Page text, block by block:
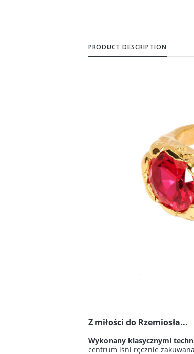
PRODUCT DESCRIPTION
Z miłości do Rzemiosła...
Wykonany klasycznymi
centrum lśni ręcznie